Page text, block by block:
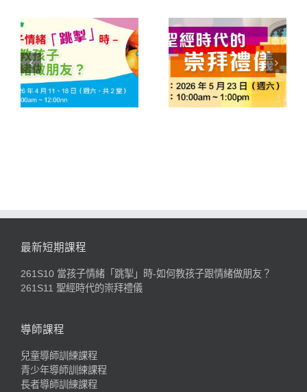
261S11 聖經時代的崇
252D03 從經文查考到
應用真理
最新短期課程
261S10 當孩子情緒「跳掣」時-如何教孩子跟情緒做朋友？
261S11 聖經時代的崇拜禮儀
導師課程
兒童導師訓練課程
青少年導師訓練課程
長者導師訓練課程